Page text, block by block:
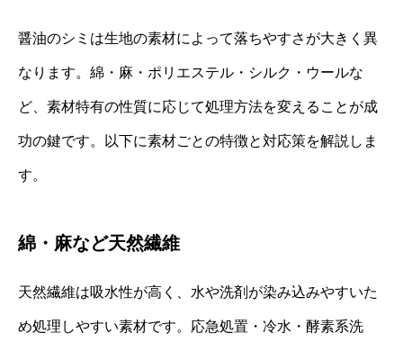
醤油のシミは生地の素材によって落ちやすさが大きく異
なります。綿・麻・ポリエステル・シルク・ウールな
ど、素材特有の性質に応じて処理方法を変えることが成
功の鍵です。以下に素材ごとの特徴と対応策を解説しま
す。
綿・麻など天然繊維
天然繊維は吸水性が高く、水や洗剤が染み込みやすいた
め処理しやすい素材です。応急処置・冷水・酵素系洗